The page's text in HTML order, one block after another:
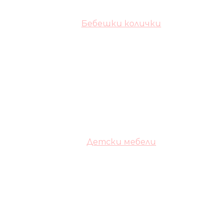
Бебешки колички
Детски мебели